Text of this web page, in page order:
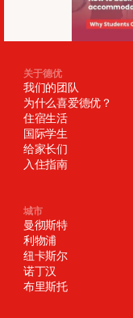
关于德优
我们的团队
为什么喜爱德优？
住宿生活
国际学生
给家长们
入住指南
城市
曼彻斯特
利物浦
纽卡斯尔
诺丁汉
布里斯托